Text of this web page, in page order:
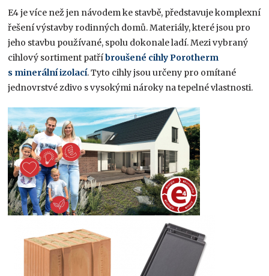
E4 je více než jen návodem ke stavbě, představuje komplexní
řešení výstavby rodinných domů. Materiály, které jsou pro
jeho stavbu používané, spolu dokonale ladí. Mezi vybraný
cihlový sortiment patříbroušené cihly Porotherm
s minerální izolací. Tyto cihly jsou určeny pro omítané
jednovrstvé zdivo s vysokými nároky na tepelné vlastnosti.